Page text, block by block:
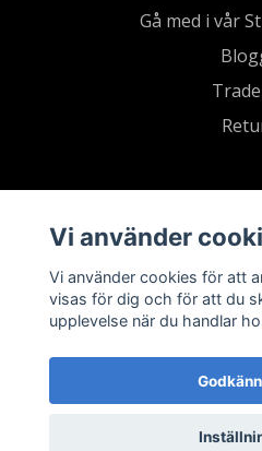
Gå med i vår
Vi använder
Vi använder cookies för att
visas för dig och för att du
upplevelse när du handlar